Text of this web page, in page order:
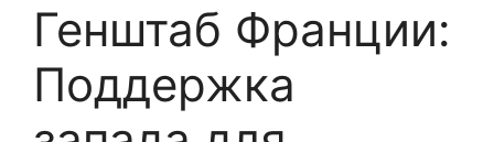
Генштаб Франции:
Поддержка